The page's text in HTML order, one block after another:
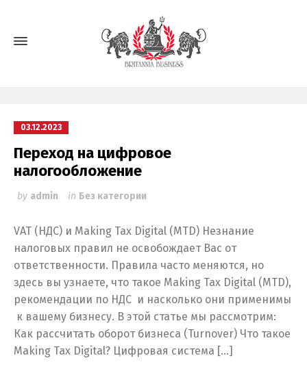
03.12.2023
Переход на цифровое
налогообложение
by admin in Без категории
VAT (НДС) и Making Tax Digital (MTD) Незнание
налоговых правил не освобождает Вас от
ответственности. Правила часто меняются, но
здесь вы узнаете, что такое Making Tax Digital (MTD),
рекомендации по НДС и насколько они применимы
к вашему бизнесу. В этой статье мы рассмотрим:
Как рассчитать оборот бизнеса (Turnover) Что такое
Making Tax Digital? Цифровая система […]